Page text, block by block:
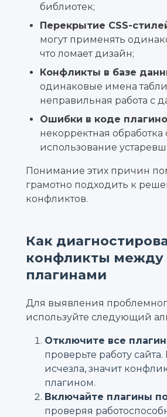
библиотек;
Перекрытие CSS-
могут применять
что ломает дизайн;
Конфликты в базе
одинаковые имена
неправильная работа с
Ошибки в коде
некорректная
использование
Понимание этих причин
грамотно подходить к
конфликтов.
Как
конфликты между
плагинами
Для выявления
используйте следующий
Отключите все
проверьте работу
исчезла, значит
плагином.
Включайте плагины
проверяя